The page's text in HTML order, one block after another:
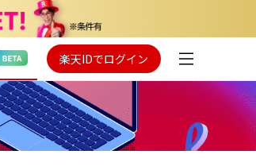
楽天IDでログイン